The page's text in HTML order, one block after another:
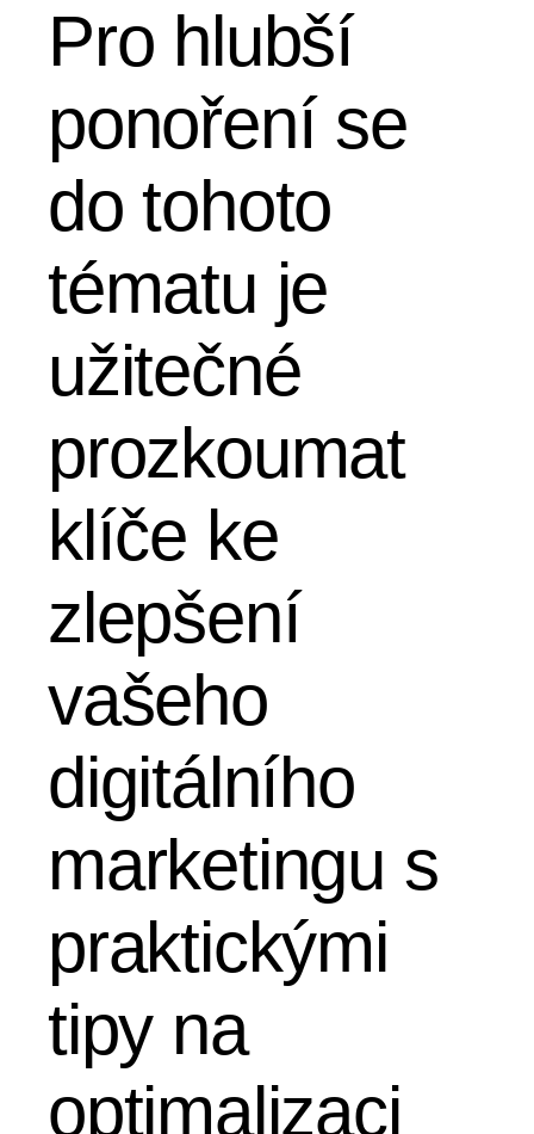
Pro hlubší
ponoření se
do tohoto
tématu je
užitečné
prozkoumat
klíče ke
zlepšení
vašeho
digitálního
marketingu s
praktickými
tipy na
optimalizaci